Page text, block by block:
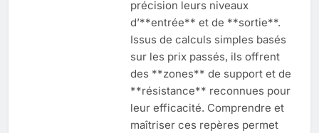
précision leurs niveaux
d’**entrée** et de **sortie**.
Issus de calculs simples basés
sur les prix passés, ils offrent
des **zones** de support et de
**résistance** reconnues pour
leur efficacité. Comprendre et
maîtriser ces repères permet